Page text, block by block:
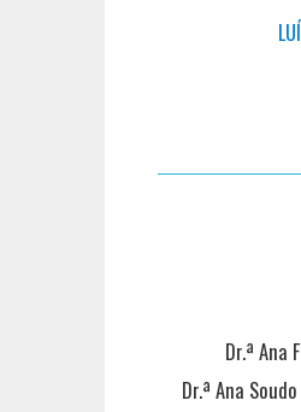
Dr.ª Ana
Dr.ª Ana